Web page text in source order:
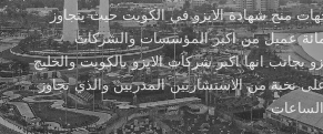
منح شهادة الايزو في الكويت حيث يتجاوز
عميل من اكبر المؤسسات والشركات
بجانب انها اكبر شركات الايزو بالكويت والخليج
نخبة من الاستشاريين المدربين والذي تجاوز